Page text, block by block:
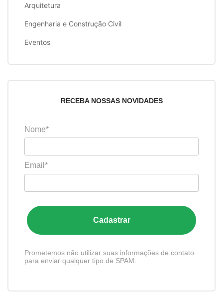
Arquitetura
Engenharia e Construção Civil
Eventos
RECEBA NOSSAS NOVIDADES
Nome*
Email*
Cadastrar
Prometemos não utilizar suas informações de contato
para enviar qualquer tipo de SPAM.